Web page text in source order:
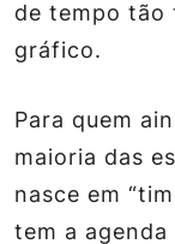
de tempo tão
gráfico.
Para quem
maioria das
nasce em
tem a